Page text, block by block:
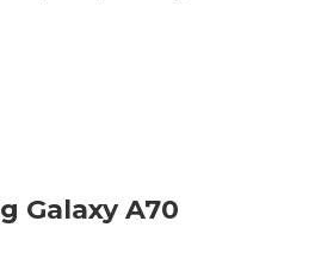
Galaxy A70